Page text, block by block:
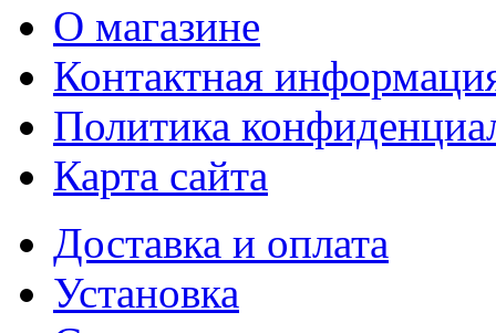
О магазине
Контактная
Политика
Карта сайта
Доставка и оплата
Установка